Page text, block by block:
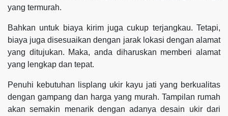
yang termurah.
Bahkan untuk biaya kirim juga cukup terjangkau. Tetapi,
biaya juga disesuaikan dengan jarak lokasi dengan alamat
yang ditujukan. Maka, anda diharuskan memberi alamat
yang lengkap dan tepat.
Penuhi kebutuhan lisplang ukir kayu jati yang berkualitas
dengan gampang dan harga yang murah. Tampilan rumah
akan semakin menarik dengan adanya desain ukir dari